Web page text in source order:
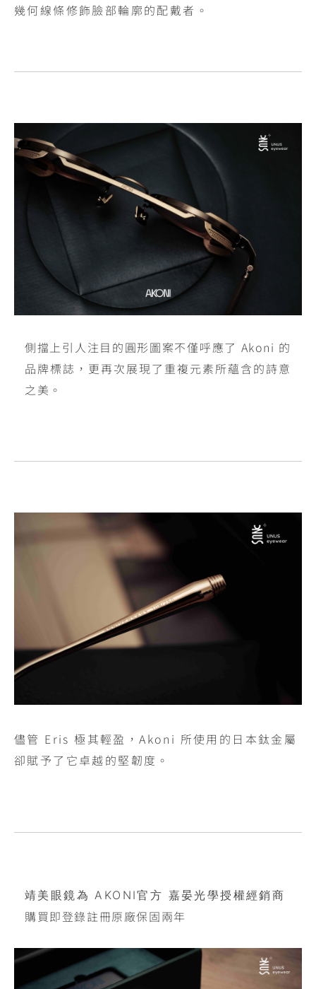
幾何線條修飾臉部輪廓的配戴者。
側擋上引人注目的圓形圖案不僅呼應了 Akoni 的
品牌標誌，更再次展現了重複元素所蘊含的詩意
之美。
儘管 Eris 極其輕盈，Akoni 所使用的日本鈦金屬
卻賦予了它卓越的堅韌度。
靖美眼鏡為 AKONI官方 嘉晏光學授權經銷商
購買即登錄註冊原廠保固兩年